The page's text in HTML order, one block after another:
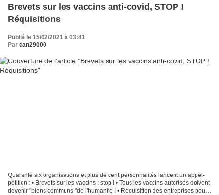
Brevets sur les vaccins anti-covid, STOP !
Réquisitions
Publié le 15/02/2021 à 03:41
Par dan29000
Quarante six organisations et plus de cent personnalités lancent un appel-
pétition : • Brevets sur les vaccins : stop ! • Tous les vaccins autorisés doivent
devenir "biens communs "de l’humanité ! • Réquisition des entreprises pour